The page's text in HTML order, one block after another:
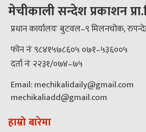
मेचीकाली सन्देश प्रकाशन
प्रधान कार्यालयः बुटवल–९ मिलनचोक,
फोन नंः ९८४१५७८६०५ ०७१–५३६००५
दर्ता नंः २२३१/०७४–७५
Email: mechikalidaily@gmail.com
mechikaliadd@gmail.com
हाम्रो बारेमा